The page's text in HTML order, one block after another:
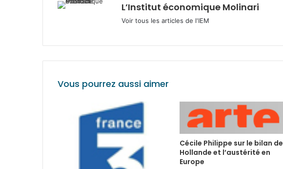
L’Institut économique Molinari
Voir tous les articles de l'IEM
Vous pourrez aussi aimer
Cécile Philippe sur le bilan de
Hollande et l’austérité en
Europe